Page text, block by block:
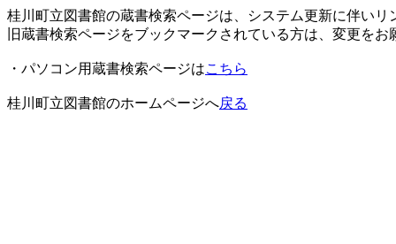
桂川町立図書館の蔵書検索ページは、システム更新に伴いリ
旧蔵書検索ページをブックマークされている方は、変更をお
・パソコン用蔵書検索ページはこちら
桂川町立図書館のホームページへ戻る